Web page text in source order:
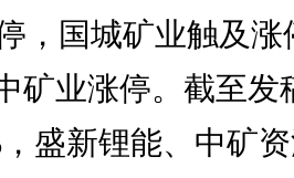
停，国城矿业触及
矿业涨停。截至发
盛新锂能、中矿